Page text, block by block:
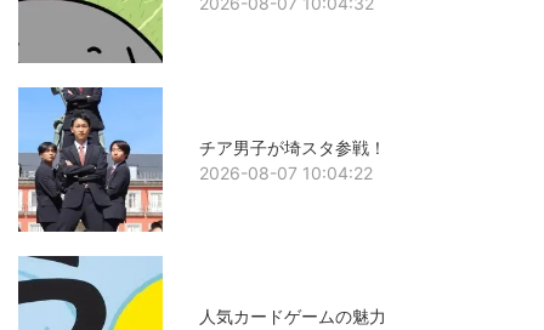
チア男子が埼スタ参戦！
2026-08-07 10:04:22
人気カードゲームの魅力